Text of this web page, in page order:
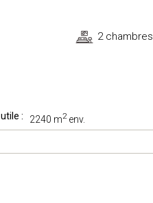
2 chambres
: 2240 m2env.